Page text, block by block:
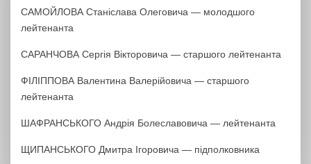
САМОЙЛОВА Станіслава Олеговича — молодшого
лейтенанта
САРАНЧОВА Сергія Вікторовича — старшого лейтенанта
ФІЛІППОВА Валентина Валерійовича — старшого
лейтенанта
ШАФРАНСЬКОГО Андрія Болеславовича — лейтенанта
ЩИПАНСЬКОГО Дмитра Ігоровича — підполковника